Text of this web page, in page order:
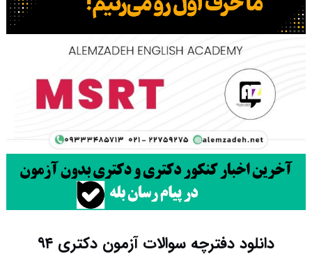
دانلود دفترچه سوالات آزمون دکتری ۹۴